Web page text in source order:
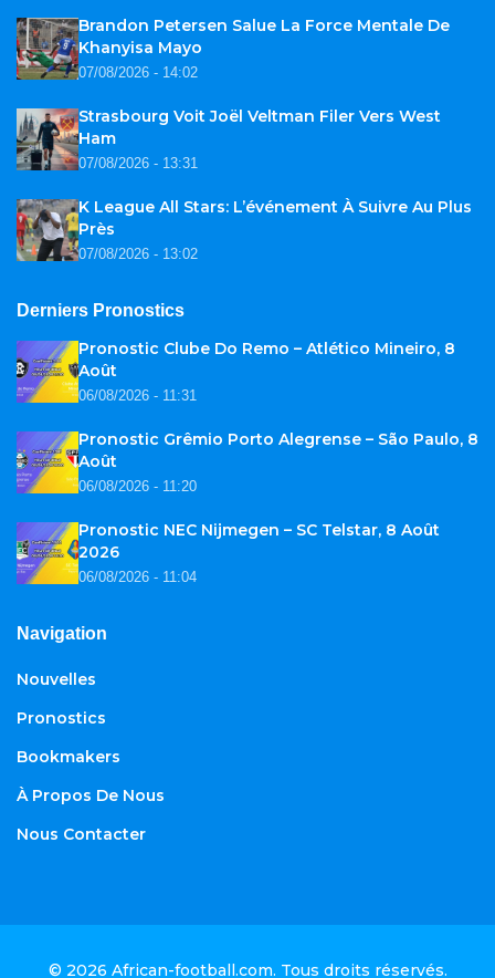
Brandon Petersen Salue La Force Mentale De
Khanyisa Mayo
07/08/2026 - 14:02
Strasbourg Voit Joël Veltman Filer Vers West
Ham
07/08/2026 - 13:31
K League All Stars: L’événement À Suivre Au Plus
Près
07/08/2026 - 13:02
Derniers Pronostics
Pronostic Clube Do Remo – Atlético Mineiro, 8
Août
06/08/2026 - 11:31
Pronostic Grêmio Porto Alegrense – São Paulo, 8
Août
06/08/2026 - 11:20
Pronostic NEC Nijmegen – SC Telstar, 8 Août
2026
06/08/2026 - 11:04
Navigation
Nouvelles
Pronostics
Bookmakers
À Propos De Nous
Nous Contacter
© 2026 African-football.com. Tous droits réservés.